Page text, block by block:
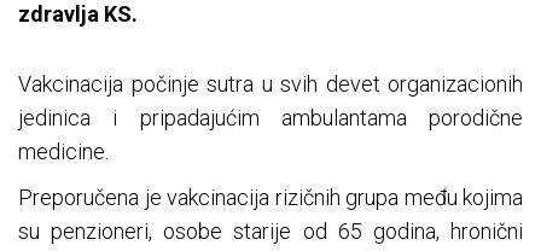
zdravlja KS.
Vakcinacija počinje sutra u svih devet organizacionih
jedinica i pripadajućim ambulantama porodične
medicine.
Preporučena je vakcinacija rizičnih grupa među kojima
su penzioneri, osobe starije od 65 godina, hronični